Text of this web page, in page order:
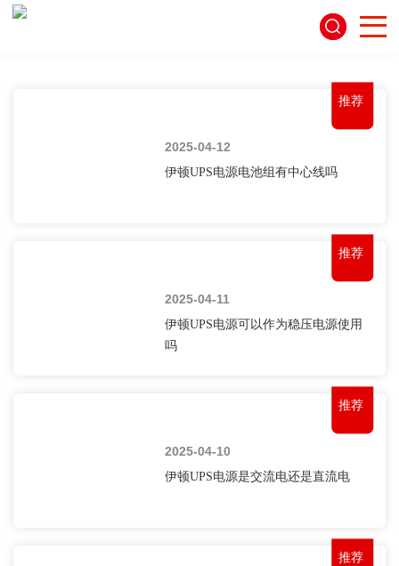
推荐
2025-04-12
伊顿UPS电源电池组有中心线吗
推荐
2025-04-11
伊顿UPS电源可以作为稳压电源使用
吗
推荐
2025-04-10
伊顿UPS电源是交流电还是直流电
推荐